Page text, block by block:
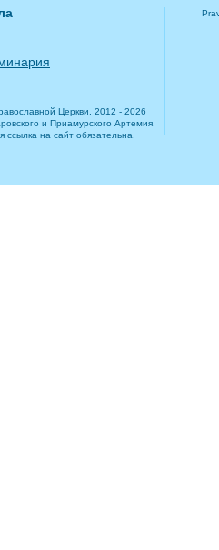
Церкви, 2012 - 2026
и Приамурского Артемия.
на сайт обязательна.